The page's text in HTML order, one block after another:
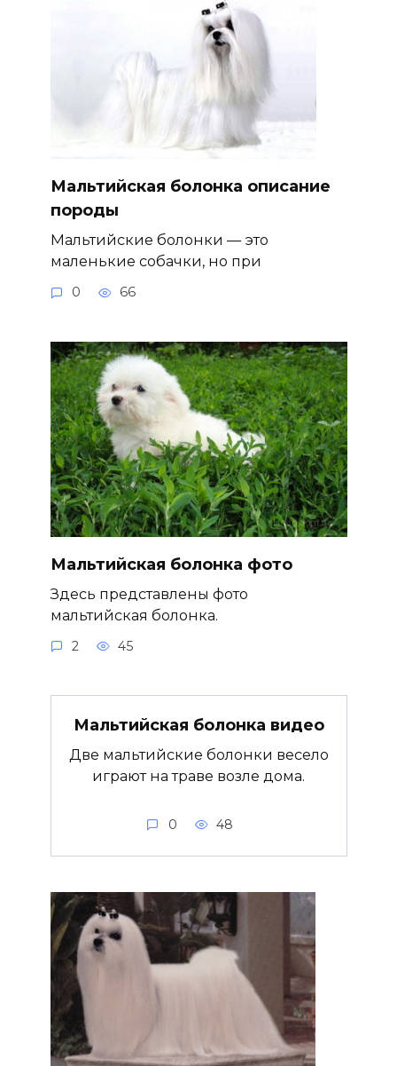
Мальтийская болонка описание
породы
Мальтийские болонки — это
маленькие собачки, но при
0 66
Мальтийская болонка фото
Здесь представлены фото
мальтийская болонка.
2 45
Мальтийская болонка видео
Две мальтийские болонки весело
играют на траве возле дома.
0 48